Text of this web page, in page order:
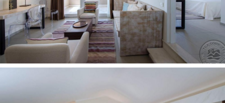
Treniruoklių salė
Vakariniai renginiai
Pramoginiai renginiai
Už papildomą mokestį:
Kosmetinės procedūros (pirties procedūros)
Masažas